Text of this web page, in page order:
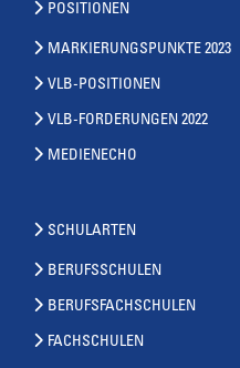
POSITIONEN
MARKIERUNGSPUNKTE 2023
VLB-POSITIONEN
VLB-FORDERUNGEN 2022
MEDIENECHO
SCHULARTEN
BERUFSSCHULEN
BERUFSFACHSCHULEN
FACHSCHULEN